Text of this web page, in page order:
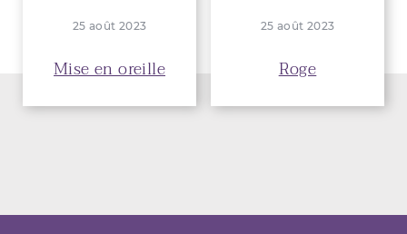
25 août 2023
Mise en oreille
25 août 2023
Roge